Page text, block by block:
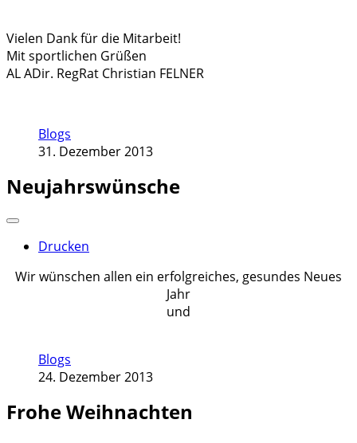
Vielen Dank für die Mitarbeit!
Mit sportlichen Grüßen
AL ADir. RegRat Christian FELNER
Blogs
31. Dezember 2013
Neujahrswünsche
Drucken
Wir wünschen allen ein erfolgreiches, gesundes Neues
Jahr
und
Blogs
24. Dezember 2013
Frohe Weihnachten